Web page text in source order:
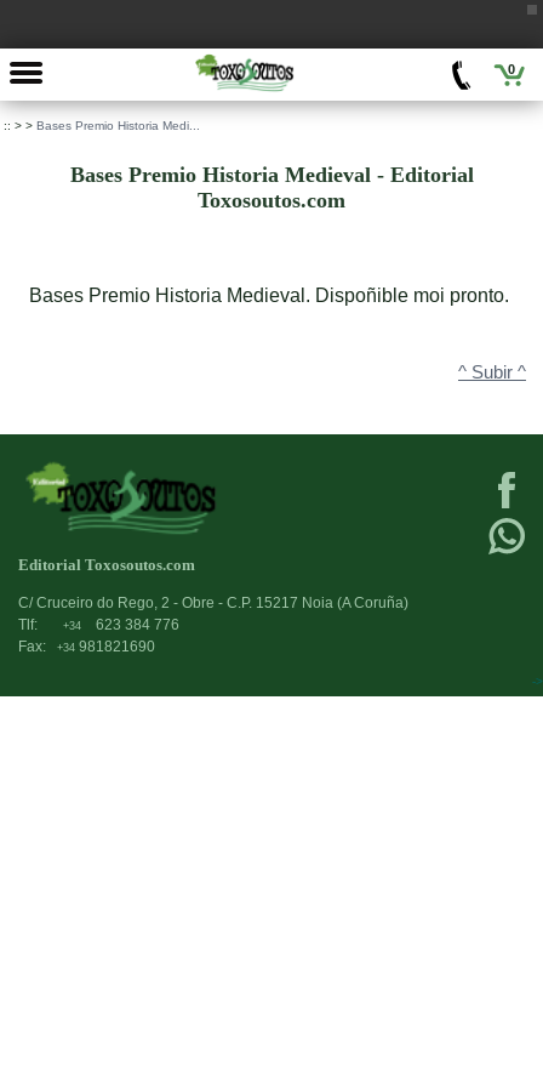
0
:: > > Bases Premio Historia Medi...
Bases Premio Historia Medieval - Editorial
Toxosoutos.com
Bases Premio Historia Medieval. Dispoñible moi pronto.
^ Subir ^
Editorial Toxosoutos.com
C/ Cruceiro do Rego, 2 - Obre - C.P. 15217 Noia (A Coruña)
Tlf:
+34
623 384 776
Fax:
+34 981821690
->